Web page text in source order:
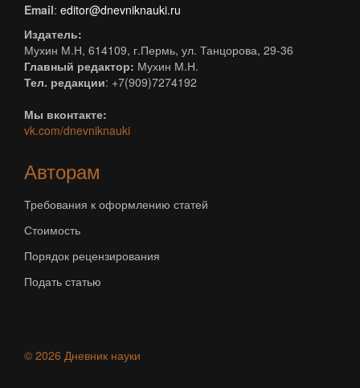
Email: editor@dnevniknauki.ru
Издатель:
Мухин М.Н, 614109, г.Пермь, ул. Танцорова, 29-36
Главный редактор: Мухин М.Н.
Тел. редакции: +7(909)7274192
Мы вконтакте:
vk.com/dnevniknauki
Авторам
Требования к оформлению статей
Стоимость
Порядок рецензирования
Подать статью
© 2026 Дневник науки